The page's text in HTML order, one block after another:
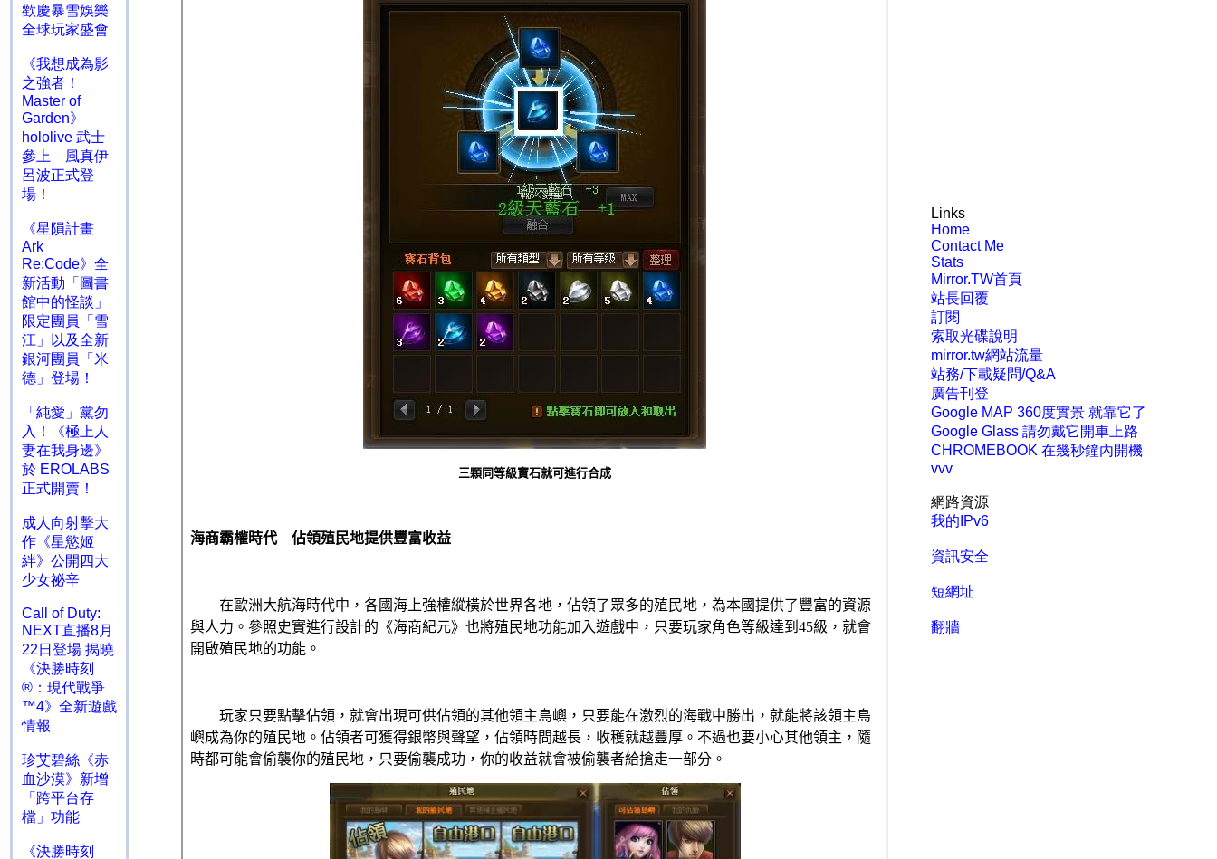
歡慶暴雪娛樂
全球玩家盛會
《我想成為影
之強者！
Master of
Garden》
hololive 武士
參上 風真伊
呂波正式登
場！
《星隕計畫
Ark
Re:Code》全
新活動「圖書
館中的怪談」
限定團員「雪
江」以及全新
銀河團員「米
德」登場！
「純愛」黨勿
入！《極上人
妻在我身邊》
於 EROLABS
正式開賣！
成人向射擊大
作《星慾姬
絆》公開四大
少女祕辛
Call of Duty:
NEXT直播8月
22日登場 揭曉
《決勝時刻
®：現代戰爭
™4》全新遊戲
情報
珍艾碧絲《赤
血沙漠》新增
「跨平台存
檔」功能
《決勝時刻
Links
Home
Contact Me
Stats
Mirror.TW首頁
站長回覆
訂閱
索取光碟說明
mirror.tw網站流量
站務/下載疑問/Q&A
廣告刊登
Google MAP 360度實景 就靠它了
Google Glass 請勿戴它開車上路
CHROMEBOOK 在幾秒鐘內開機
vvv
網路資源
我的IPv6
資訊安全
短網址
翻牆